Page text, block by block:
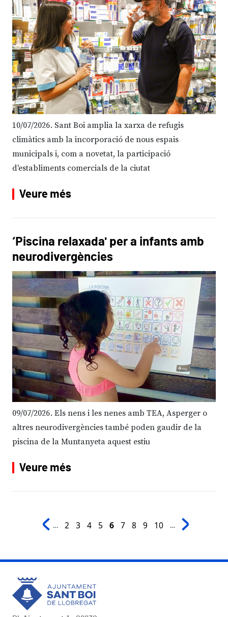
10/07/2026 Sant Boi amplia la xarxa de refugis
climàtics amb la incorporació de nous espais
municipals i, com a novetat, la participació
d'establiments comercials de la ciutat
Veure més
‘Piscina relaxada' per a infants amb
neurodivergències
09/07/2026 Els nens i les nenes amb TEA, Asperger o
altres neurodivergències també poden gaudir de la
piscina de la Muntanyeta aquest estiu
Veure més
… Page
2 Page
3 Page
4 Page
5 Pàgina actual
6 Page
7 Page
8 Page
9 Page
10 …